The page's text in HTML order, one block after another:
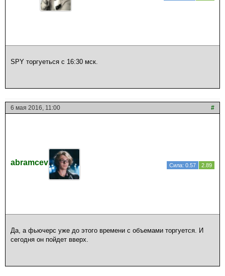
SPY торгуеться с 16:30 мск.
6 мая 2016, 11:00 #
abramcev Сила: 0.57 2.89
Да, а фьючерс уже до этого времени с объемами торгуется. И
сегодня он пойдет вверх.